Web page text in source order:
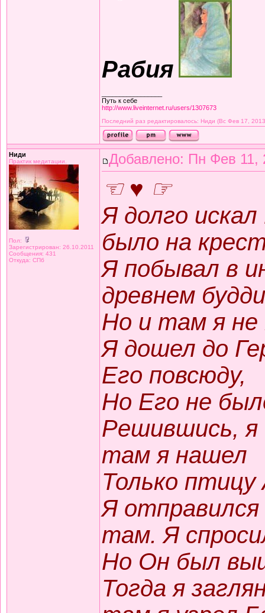
Рабия
Путь к себе
http://www.liveinternet.ru/users/1307673
Последний раз редактировалось: Ниди (Вс Фев 17,
Ниди
Практик медитации.
Пол:
Зарегистрирован: 26.10.2011
Сообщения: 431
Откуда: СПб
Добавлено: Пн Фев 11,
☜ ♥ ☞
Я долго
было на
Я побывал в
древнем
Но и там я не
Я дошел до
Его повсюду,
Но Его не
Решившись, я
там я нашел
Только птицу
Я
там. Я
Но Он был
Тогда я